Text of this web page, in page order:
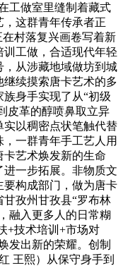
工做室里缝制着藏式
，这群青年传承者正
村落复兴画卷写着新
工做，合适现代年轻
，从涉藏地域做坊到城
续摸索唐卡艺术的多
身手实现了从“初级
皮革的醇喷鼻取立异
实以稠密点状笔触代替
一群青年手工艺人用
艺术焕发新的生命
一步拓展。非物质文
构成部门，做为唐卡
孜州甘孜县“罗布林
融入更多人的日常糊
+技术培训+市场对
发出新的荣耀。创制
王熙）从保守身手到